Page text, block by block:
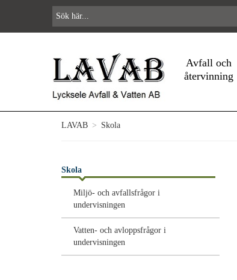
Avfall och
återvinning
LAVAB > Skola
Skola
Miljö- och avfallsfrågor i
undervisningen
Vatten- och avloppsfrågor i
undervisningen